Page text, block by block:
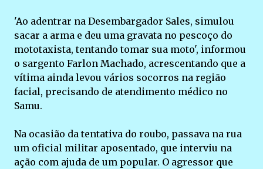
'Ao adentrar na Desembargador Sales, simulou
sacar a arma e deu uma gravata no pescoço do
mototaxista, tentando tomar sua moto', informou
o sargento Farlon Machado, acrescentando que a
vítima ainda levou vários socorros na região
facial, precisando de atendimento médico no
Samu.
Na ocasião da tentativa do roubo, passava na rua
um oficial militar aposentado, que interviu na
ação com ajuda de um popular. O agressor que